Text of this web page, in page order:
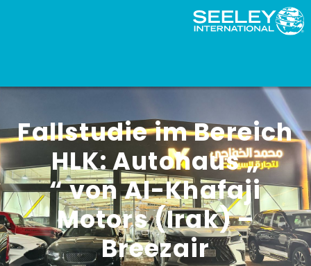
Fallstudie im Bereich
HLK: Autohaus „
“ von Al-Khafaji
Motors (Irak) –
Breezair